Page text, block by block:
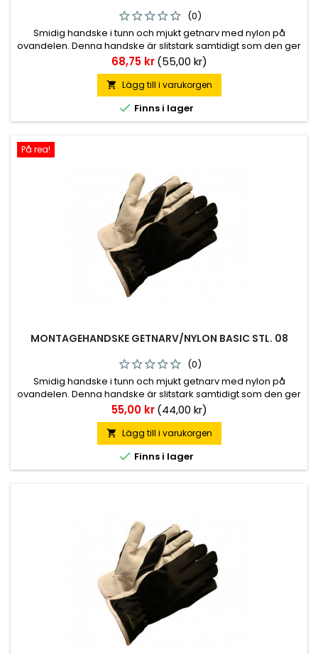
(0)
Smidig handske i tunn och mjukt getnarv med nylon på
ovandelen. Denna handske är slitstark samtidigt som den ger
en god fingertoppskänsla. Passar alla typer hantverk,
verkstad och montage.
Pris
68,75 kr (55,00 kr)
 Lägg till i varukorgen
 Finns i lager
På rea!
MONTAGEHANDSKE GETNARV/NYLON BASIC STL. 08
(0)
Smidig handske i tunn och mjukt getnarv med nylon på
ovandelen. Denna handske är slitstark samtidigt som den ger
en god fingertoppskänsla. Passar alla typer hantverk,
verkstad och montage.
Pris
55,00 kr (44,00 kr)
 Lägg till i varukorgen
 Finns i lager